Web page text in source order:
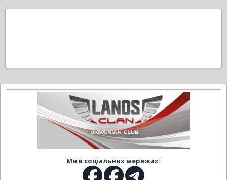
Ми в соціальних мережах: